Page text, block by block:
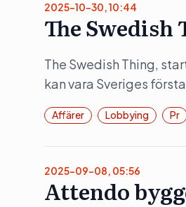
2025-10-30, 10:44
The
The Swedish Thing,
kan vara Sveriges
Affärer Lobbying Pr
2025-09-08, 05:56
Attendo